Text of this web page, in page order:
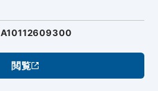
A10112609300
閲覧